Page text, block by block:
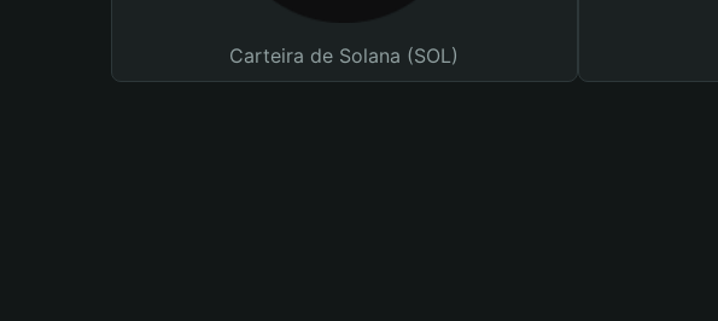
Carteira de Solana (SOL)